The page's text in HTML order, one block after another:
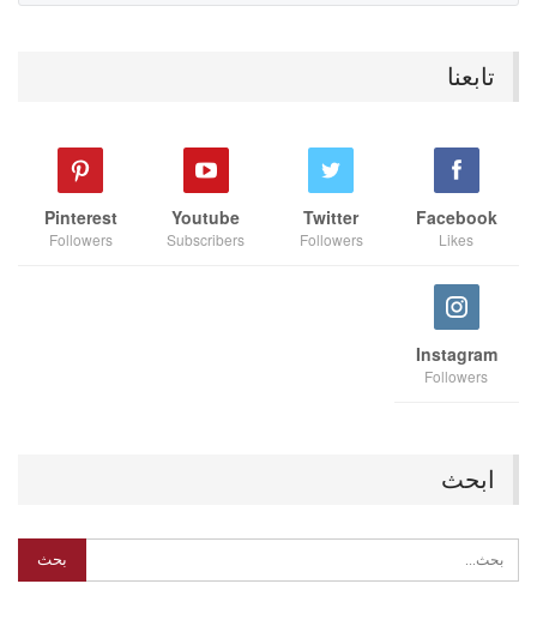
تابعنا
Facebook
Likes
Twitter
Followers
Youtube
Subscribers
Pinterest
Followers
Instagram
Followers
ابحث